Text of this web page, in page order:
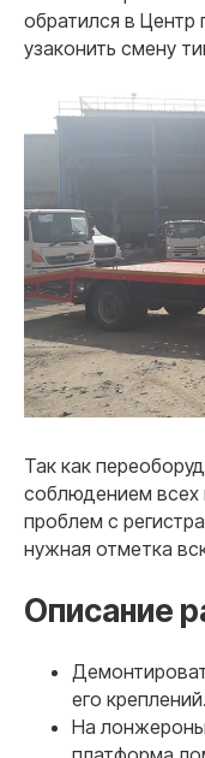
обратился в Центр
узаконить смену
Так как
соблюдением всех
проблем с
нужная отметка
Описание
его креплений.
На